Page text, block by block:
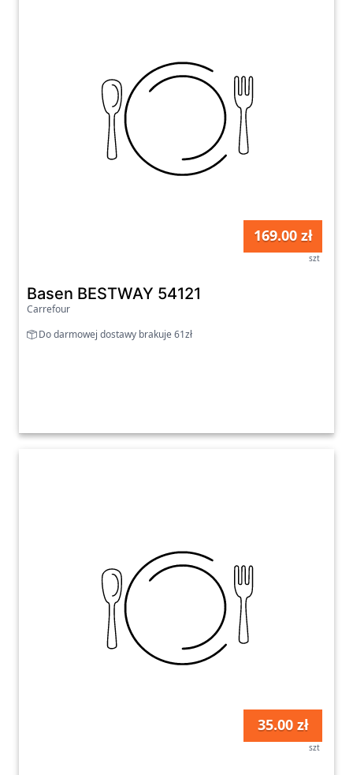
169.00 zł
szt
Basen BESTWAY 54121
Carrefour
Do darmowej dostawy brakuje 61zł
35.00 zł
szt